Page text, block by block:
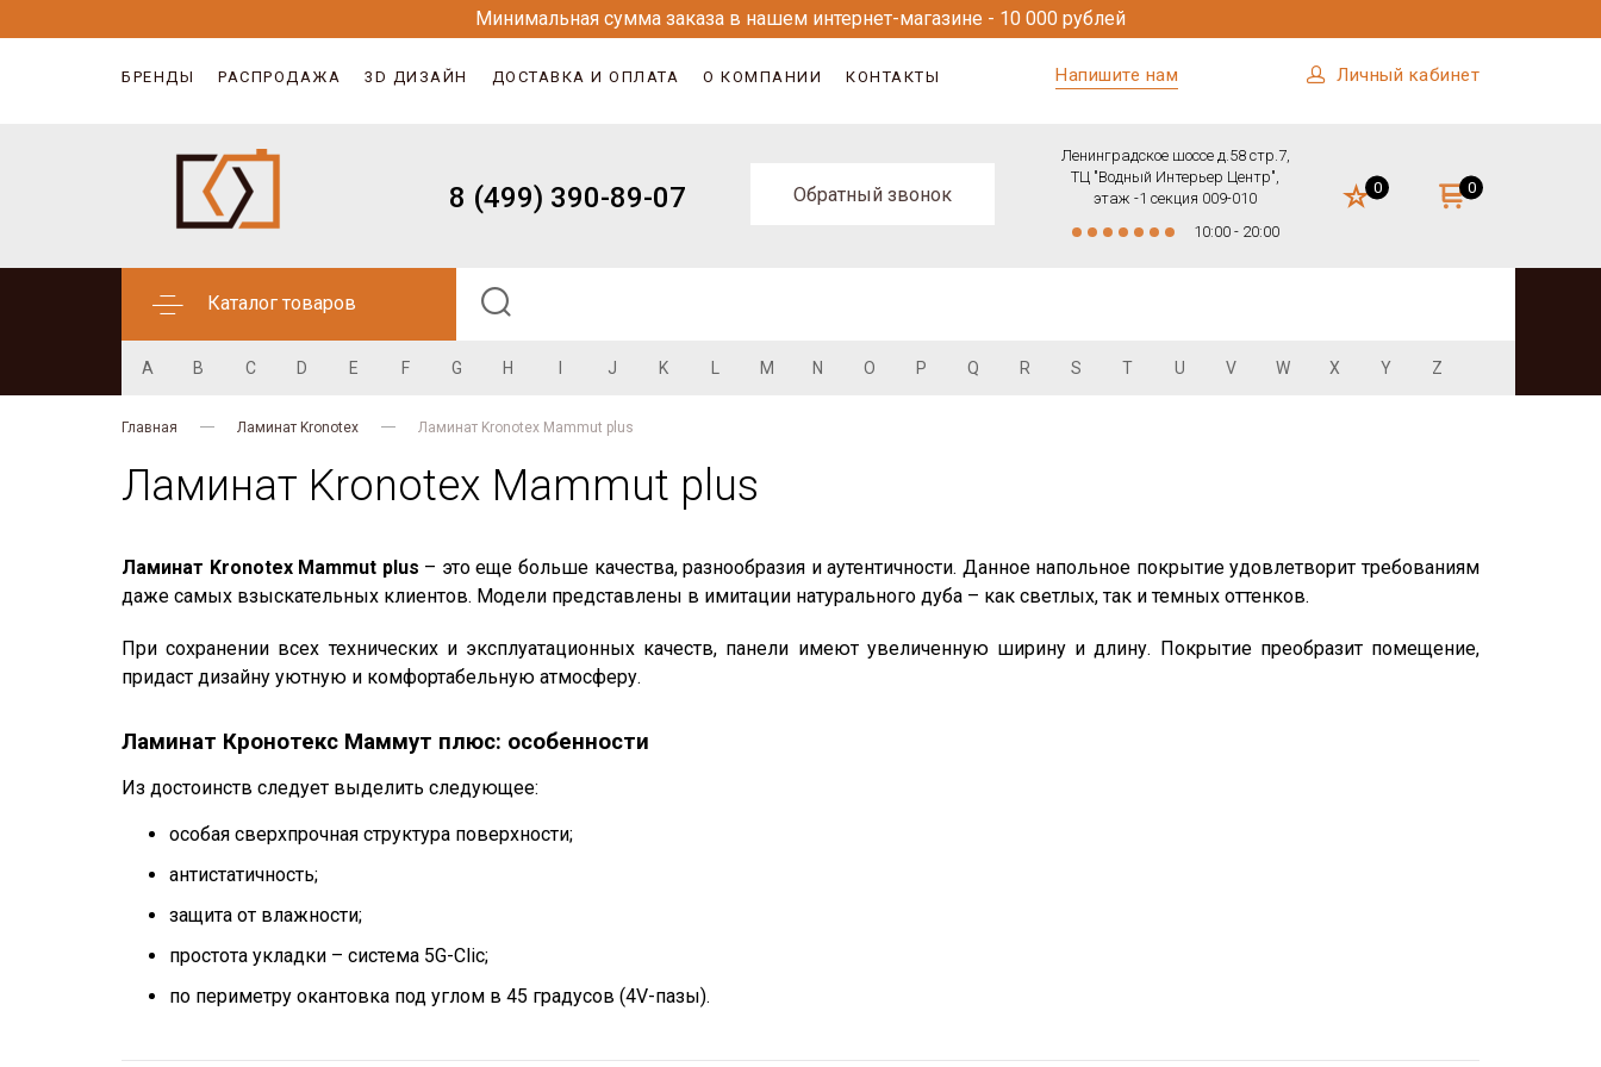
Минимальная сумма заказа в нашем интернет-магазине - 10 000 рублей
БРЕНДЫ РАСПРОДАЖА 3D ДИЗАЙН ДОСТАВКА И ОПЛАТА О КОМПАНИИ КОНТАКТЫ Напишите нам Личный кабинет
8 (499) 390-89-07 Обратный звонок
Ленинградское шоссе д.58 стр.7,
ТЦ "Водный Интерьер Центр",
этаж -1 секция 009-010
10:00 - 20:00
0 0
Каталог товаров
A B C D E F G H J K M N O P Q R S T U V W X Y Z
Главная Ламинат Kronotex Ламинат Kronotex Mammut plus
Ламинат Kronotex Mammut plus
Ламинат Kronotex Mammut plus – это еще больше качества, разнообразия и аутентичности. Данное напольное покрытие удовлетворит требованиям
даже самых взыскательных клиентов. Модели представлены в имитации натурального дуба – как светлых, так и темных оттенков.
При сохранении всех технических и эксплуатационных качеств, панели имеют увеличенную ширину и длину. Покрытие преобразит помещение,
придаст дизайну уютную и комфортабельную атмосферу.
Ламинат Кронотекс Маммут плюс: особенности
Из достоинств следует выделить следующее:
особая сверхпрочная структура поверхности;
антистатичность;
защита от влажности;
простота укладки – система 5G-Clic;
по периметру окантовка под углом в 45 градусов (4V-пазы).